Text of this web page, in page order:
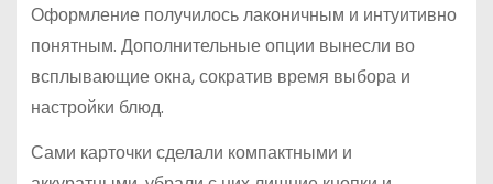
Оформление получилось лаконичным и интуитивно
понятным. Дополнительные опции вынесли во
всплывающие окна, сократив время выбора и
настройки блюд.
Сами карточки сделали компактными и